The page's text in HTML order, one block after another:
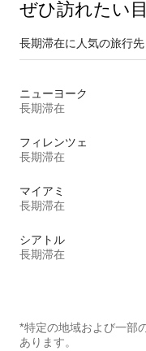
ぜひ訪⁠れ⁠た⁠い
長期滞在に人気の旅行先
ニューヨーク
長期滞在
フィレンツェ
長期滞在
マイアミ
長期滞在
シアトル
長期滞在
*特定の地域および一部
あります。